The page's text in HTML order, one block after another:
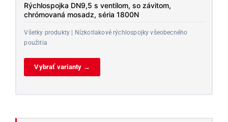
Rýchlospojka DN9,5 s ventilom, so závitom,
chrómovaná mosadz, séria 1800N
Všetky produkty | Nízkotlakové rýchlospojky všeobecného
použitia
Vybrať varianty →